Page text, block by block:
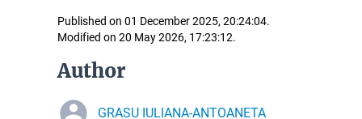
Published on 01 December 2025, 20:24:04.
Modified on 20 May 2026, 17:23:12.
Author
GRASU IULIANA-ANTOANETA